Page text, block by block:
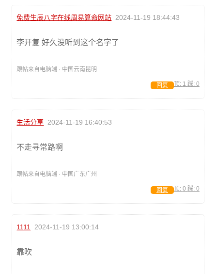
免费生辰八字在线周易算命网站 2024-11-19 18:44:43
李开复 好久没听到这个名字了
跟帖来自电脑端 · 中国云南昆明
顶: 1 踩: 0
回复
生活分享 2024-11-19 16:40:53
不走寻常路啊
跟帖来自电脑端 · 中国广东广州
顶: 0 踩: 0
回复
1111 2024-11-19 13:00:14
靠吹